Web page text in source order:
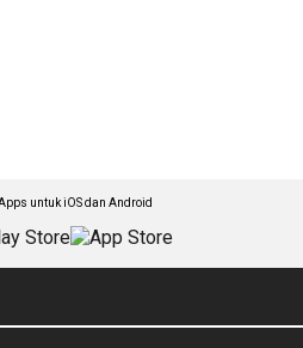
untuk iOS dan Android